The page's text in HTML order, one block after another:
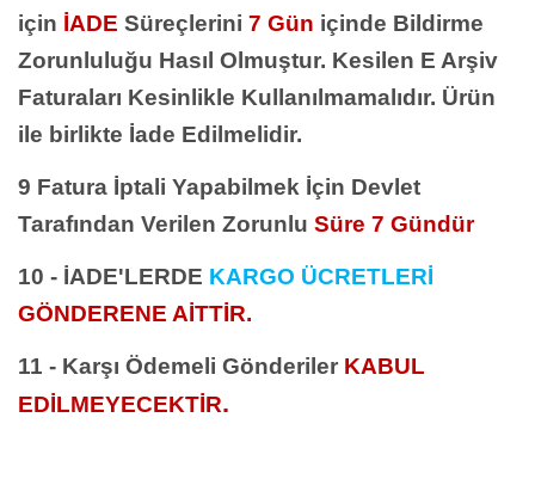
için İADE Süreçlerini 7 Gün içinde Bildirme
Zorunluluğu Hasıl Olmuştur. Kesilen E Arşiv
Faturaları Kesinlikle Kullanılmamalıdır. Ürün
ile birlikte İade Edilmelidir.
9 Fatura İptali Yapabilmek İçin Devlet
Tarafından Verilen Zorunlu Süre 7 Gündür
10 - İADE'LERDE KARGO ÜCRETLERİ
GÖNDERENE AİTTİR.
11 - Karşı Ödemeli Gönderiler KABUL
EDİLMEYECEKTİR.